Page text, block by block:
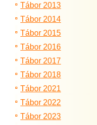
Tábor 2013
Tábor 2014
Tábor 2015
Tábor 2016
Tábor 2017
Tábor 2018
Tábor 2021
Tábor 2022
Tábor 2023